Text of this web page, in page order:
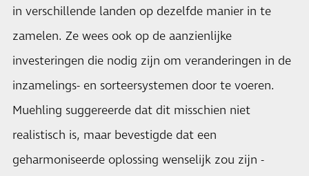
in verschillende landen op dezelfde manier in te
zamelen. Ze wees ook op de aanzienlijke
investeringen die nodig zijn om veranderingen in de
inzamelings- en sorteersystemen door te voeren.
Muehling suggereerde dat dit misschien niet
realistisch is, maar bevestigde dat een
geharmoniseerde oplossing wenselijk zou zijn -